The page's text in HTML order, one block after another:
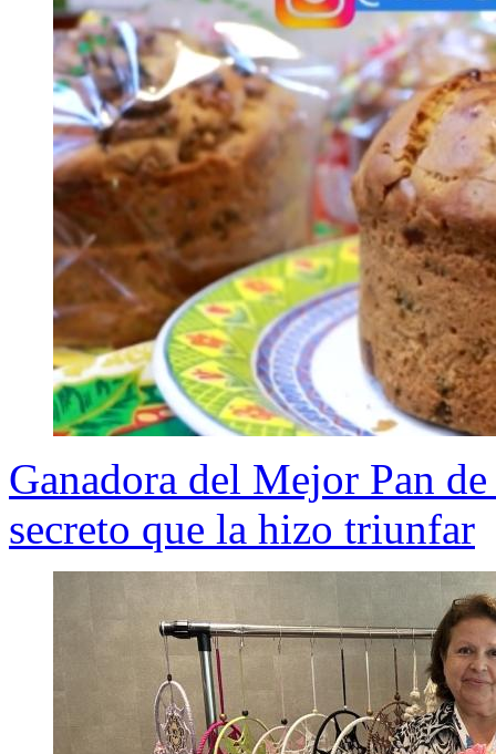
Ganadora del Mejor Pan
secreto que la hizo triunfar